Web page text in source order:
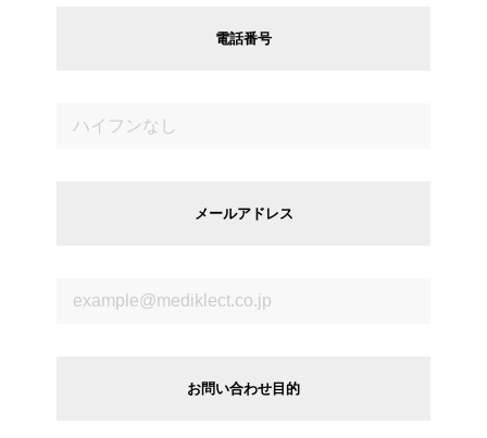
電話番号
メールアドレス
お問い合わせ目的